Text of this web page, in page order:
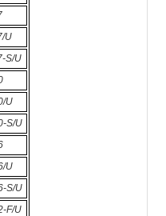
U
S/U
U
S/U
U
S/U
F/U